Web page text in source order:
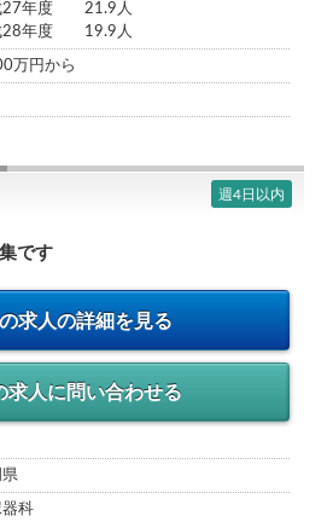
27年度 21.9人
28年度 19.9人
万円から
週4日以内
です
求人の詳細を見る
求人に問い合わせる
県
科